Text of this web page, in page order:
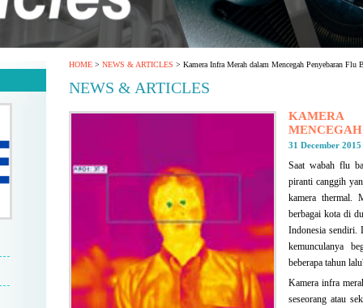
HOME> NEWS & ARTICLES > Kamera Infra Merah dalam Mencegah Penyebaran Flu
NEWS & ARTICLES
31 December 2015
Saat wabah flu
piranti canggih
kamera thermal.
berbagai kota di
Indonesia sendiri.
kemunculanya
beberapa tahun
Kamera infra
seseorang atau